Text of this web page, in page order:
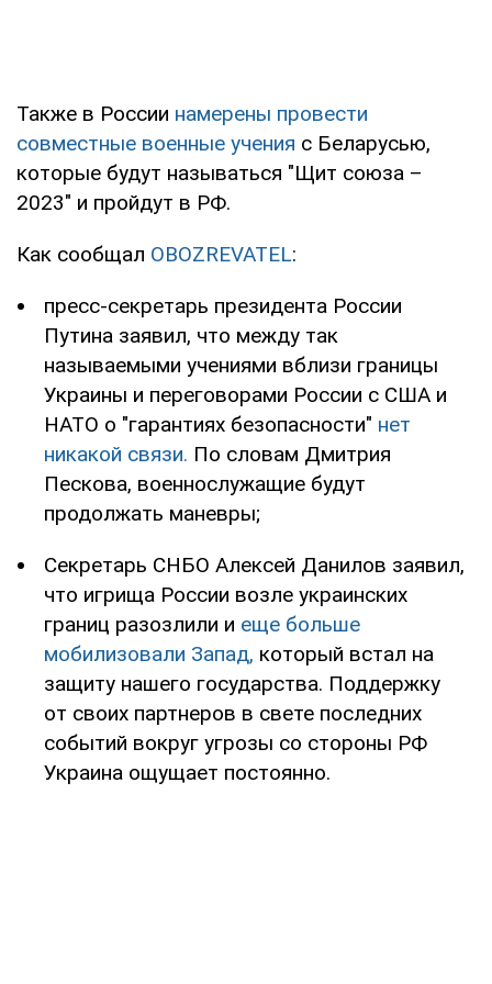
Также в России намерены провести
совместные военные учения с Беларусью,
которые будут называться "Щит союза –
2023" и пройдут в РФ.
Как сообщал OBOZREVATEL:
пресс-секретарь президента России
Путина заявил, что между так
называемыми учениями вблизи границы
Украины и переговорами России с США и
НАТО о "гарантиях безопасности" нет
никакой связи. По словам Дмитрия
Пескова, военнослужащие будут
продолжать маневры;
Секретарь СНБО Алексей Данилов заявил,
что игрища России возле украинских
границ разозлили и еще больше
мобилизовали Запад, который встал на
защиту нашего государства. Поддержку
от своих партнеров в свете последних
событий вокруг угрозы со стороны РФ
Украина ощущает постоянно.